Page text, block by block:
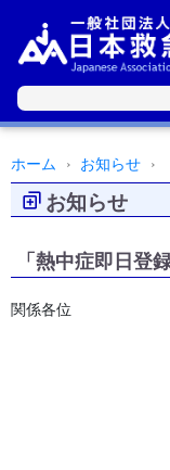
ホーム お知らせ
お知らせ
「熱中症即日登
関係各位